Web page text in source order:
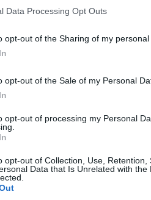
Data Processing Opt Outs
opt-out of the Sharing of my personal
opt-out of the Sale of my Personal
opt-out of processing my Personal
opt-out of Collection, Use, Retention,
Data that Is Unrelated with the
1:33 ΜΜ - ΕΝΗΜΕΡΏΘΗΚΕ ΣΤΙΣ 27
Κοζάνης βρέθηκε
3-4 χρόνια το
Νοσοκομείο»
μας με τον Αντώνη
του Μαμάτσειου